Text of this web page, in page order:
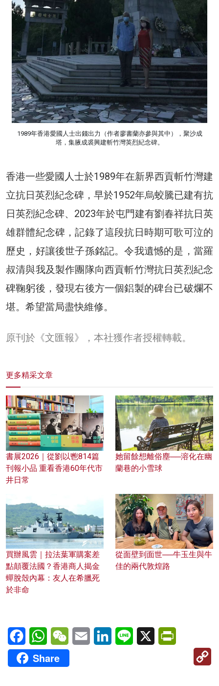
1989年香港愛國人士出錢出力（作者廖書蘭亦參與其中），聚沙成
塔，集腋成裘興建斬竹灣英烈紀念碑。
香港一些愛國人士於1989年在新界西貢斬竹灣建
立抗日英烈紀念碑，早於1952年烏蛟騰已建有抗
日英烈紀念碑、2023年於屯門建有劉春祥抗日英
雄群體紀念碑，記錄了這段抗日時期可歌可泣的
歷史，好讓後世子孫銘記。令我遺憾的是，當羅
叔清與我及製作團隊向西貢斬竹灣抗日英烈紀念
碑鞠躬後，發現右後方一個鋁製的碑台已破爛不
堪。希望當局盡快維修。
原刊於《文匯報》，本社獲作者授權轉載。
更多精采文章
書展2026｜從劉以鬯814篇
刊報小品 重看香港60年代市
井日常
她留餘想離俗塵──溶化在幽
蘭巷的小雪球
買辦風雲｜拉法葉軍購案差
點顛覆法國？香港商人揭金
蟬脫殼內幕：友人在希臘死
於非命
從面壁到面世──牛玉生與牛
佳的兩代敦煌路
FacebookWhatsAppWeChatEmail LinkedInLine X
Share